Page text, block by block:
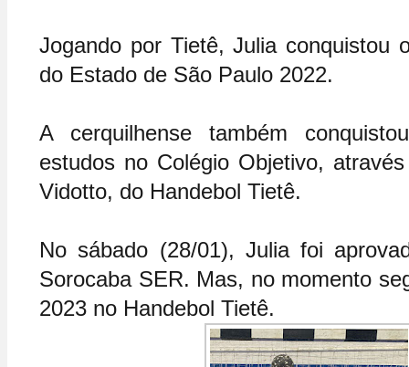
Jogando por Tietê, Julia conquistou
do Estado de São Paulo 2022.
A cerquilhense também
estudos no Colégio Objetivo,
Vidotto, do Handebol Tietê.
No sábado (28/01), Julia foi
Sorocaba SER. Mas, no momento
2023 no Handebol Tietê.